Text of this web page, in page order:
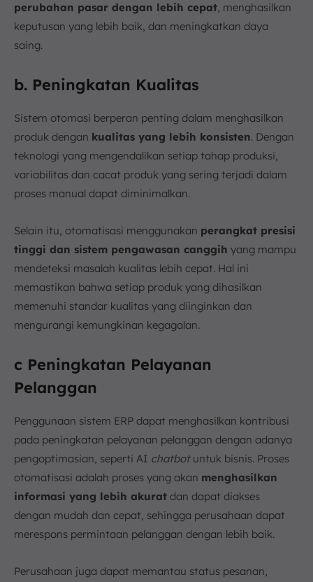
perubahan pasar dengan lebih cepat , menghasilkan
keputusan yang lebih baik, dan meningkatkan daya
saing.
b. Peningkatan Kualitas
Sistem otomasi berperan penting dalam menghasilkan
produk dengan kualitas yang lebih konsisten. Dengan
teknologi yang mengendalikan setiap tahap produksi,
variabilitas dan cacat produk yang sering terjadi dalam
proses manual dapat diminimalkan.
Selain itu, otomatisasi menggunakan perangkat presisi
tinggi dan sistem pengawasan canggih yang mampu
mendeteksi masalah kualitas lebih cepat. Hal ini
memastikan bahwa setiap produk yang dihasilkan
memenuhi standar kualitas yang diinginkan dan
mengurangi kemungkinan kegagalan.
c Peningkatan Pelayanan
Pelanggan
Penggunaan sistem ERP dapat menghasilkan kontribusi
pada peningkatan pelayanan pelanggan dengan adanya
pengoptimasian, seperti AI chatbotuntuk bisnis. Proses
otomatisasi adalah proses yang akan menghasilkan
informasi yang lebih akurat dan dapat diakses
dengan mudah dan cepat, sehingga perusahaan dapat
merespons permintaan pelanggan dengan lebih baik.
Perusahaan juga dapat memantau status pesanan,